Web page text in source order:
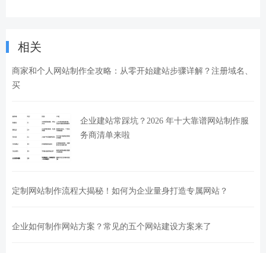
相关
商家和个人网站制作全攻略：从零开始建站步骤详解？注册域名、
买
企业建站常踩坑？2026 年十大靠谱网站制作服
务商清单来啦
定制网站制作流程大揭秘！如何为企业量身打造专属网站？
企业如何制作网站方案？常见的五个网站建设方案来了